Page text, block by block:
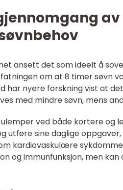
ansett det som ideelt å
om at 8 timer søvn
har nyere forskning vist at
med mindre søvn, mens
ved både kortere og
utføre sine daglige
kardiovaskulære
og immunfunksjon, men